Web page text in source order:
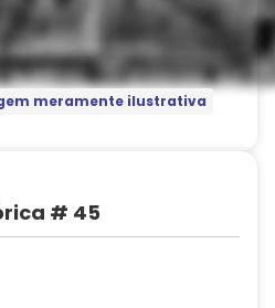
meramente ilustrativa
# 45